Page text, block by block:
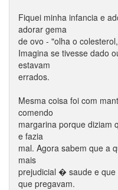
Fiquei minha infancia e
adorar gema
de ovo - "olha o
Imagina se tivesse dado
estavam
errados.
Mesma coisa foi com
comendo
margarina porque diziam
e fazia
mal. Agora sabem que a
mais
prejudicial � saude e
que pregavam.